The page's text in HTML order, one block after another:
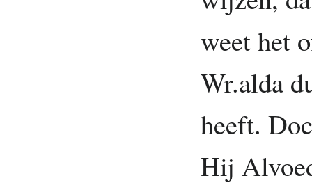
weet het
Wr.alda
heeft.
Hij